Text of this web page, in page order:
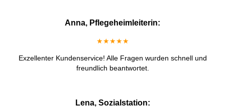
Anna, Pflegeheimleiterin:
★★★★★
Exzellenter Kundenservice! Alle Fragen wurden schnell und
freundlich beantwortet.
Lena, Sozialstation: